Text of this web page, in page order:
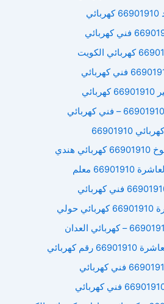
66901910
هندي
معلم
كهربائي